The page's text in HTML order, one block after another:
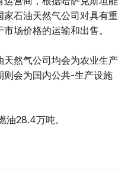
石油天然气公司对具有重
场价格的运输和出售。
然气公司均会为农业生产
则会为国内公共-生产设施
油28.4万吨。